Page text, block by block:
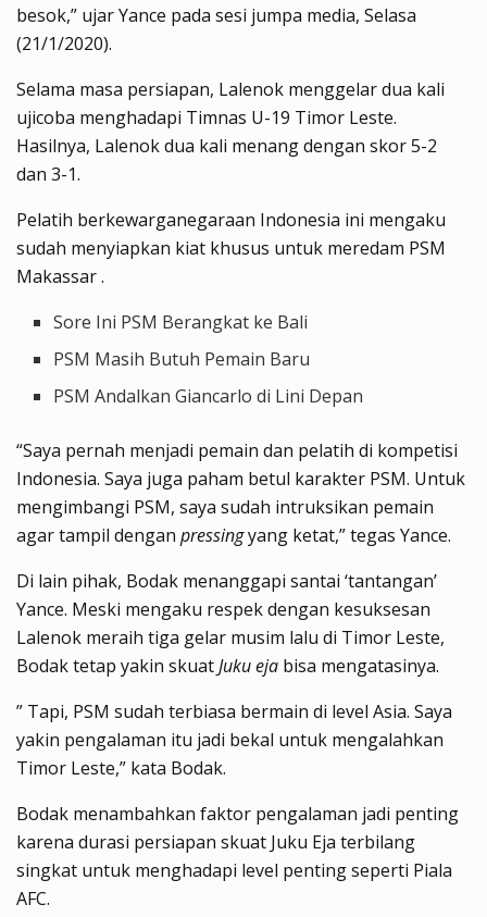
besok,” ujar Yance pada sesi jumpa media, Selasa
(21/1/2020).
Selama masa persiapan, Lalenok menggelar dua kali
ujicoba menghadapi Timnas U-19 Timor Leste.
Hasilnya, Lalenok dua kali menang dengan skor 5-2
dan 3-1.
Pelatih berkewarganegaraan Indonesia ini mengaku
sudah menyiapkan kiat khusus untuk meredam PSM
Makassar .
Sore Ini PSM Berangkat ke Bali
PSM Masih Butuh Pemain Baru
PSM Andalkan Giancarlo di Lini Depan
“Saya pernah menjadi pemain dan pelatih di kompetisi
Indonesia. Saya juga paham betul karakter PSM. Untuk
mengimbangi PSM, saya sudah intruksikan pemain
agar tampil dengan pressingyang ketat,” tegas Yance.
Di lain pihak, Bodak menanggapi santai ‘tantangan’
Yance. Meski mengaku respek dengan kesuksesan
Lalenok meraih tiga gelar musim lalu di Timor Leste,
Bodak tetap yakin skuatJuku eja bisa mengatasinya.
” Tapi, PSM sudah terbiasa bermain di level Asia. Saya
yakin pengalaman itu jadi bekal untuk mengalahkan
Timor Leste,” kata Bodak.
Bodak menambahkan faktor pengalaman jadi penting
karena durasi persiapan skuat Juku Eja terbilang
singkat untuk menghadapi level penting seperti Piala
AFC.